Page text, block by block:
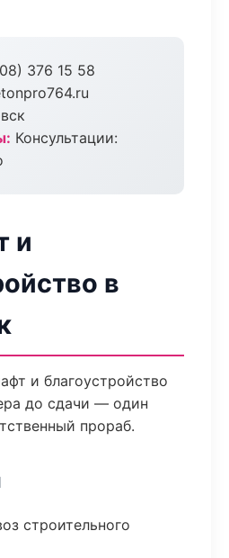
376 15 58
Консультации:
и
в
и благоустройство
до сдачи — один
прораб.
строительного